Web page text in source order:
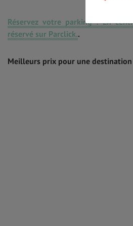
Réservez votre parking ! En
réservé sur Parclick..
Meilleurs prix pour une destination